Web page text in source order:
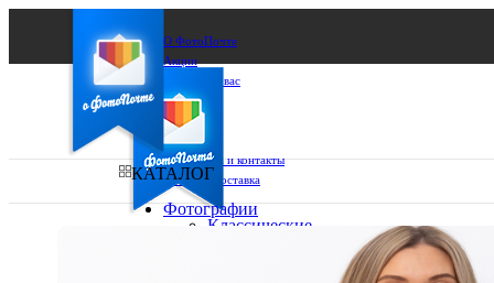
О ФотоПочте
Акции
Сделаем за вас
Бизнесу
FAQ
Франшиза
Поддержка и контакты
Оплата и доставка
КАТАЛОГ
Фотографии
Классические